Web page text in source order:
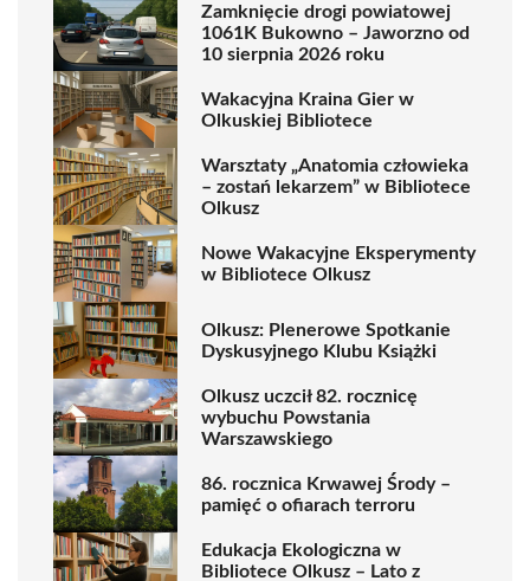
Zamknięcie drogi powiatowej
1061K Bukowno – Jaworzno od
10 sierpnia 2026 roku
Wakacyjna Kraina Gier w
Olkuskiej Bibliotece
Warsztaty „Anatomia człowieka
– zostań lekarzem” w Bibliotece
Olkusz
Nowe Wakacyjne Eksperymenty
w Bibliotece Olkusz
Olkusz: Plenerowe Spotkanie
Dyskusyjnego Klubu Książki
Olkusz uczcił 82. rocznicę
wybuchu Powstania
Warszawskiego
86. rocznica Krwawej Środy –
pamięć o ofiarach terroru
Edukacja Ekologiczna w
Bibliotece Olkusz – Lato z